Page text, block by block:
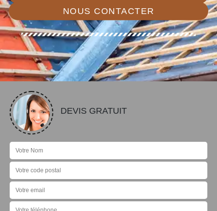
NOUS CONTACTER
DEVIS GRATUIT